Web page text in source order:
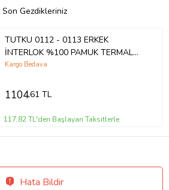
Son Gezdikleriniz
TUTKU 0112 - 0113 ERKEK
İNTERLOK %100 PAMUK TERMAL
TAKIM 2 ADET (Ekru)
Kargo Bedava
1104,61 TL
117,82 TL'den Başlayan Taksitlerle
Hata Bildir